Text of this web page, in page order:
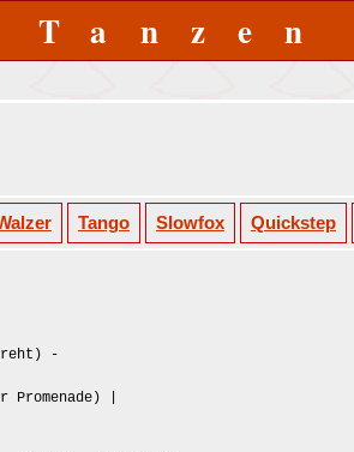
Tanzen
Tango Slowfox Quickstep
-
|